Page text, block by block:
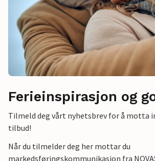
Ferieinspirasjon og
Tilmeld deg vårt nyhetsbrev for å motta
tilbud!
Når du tilmelder deg her mottar du
markedsføringskommunikasjon fra